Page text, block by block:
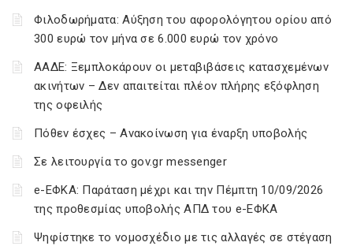
Φιλοδωρήματα: Αύξηση του αφορολόγητου ορίου από
300 ευρώ τον μήνα σε 6.000 ευρώ τον χρόνο
ΑΑΔΕ: Ξεμπλοκάρουν οι μεταβιβάσεις κατασχεμένων
ακινήτων – Δεν απαιτείται πλέον πλήρης εξόφληση
της οφειλής
Πόθεν έσχες – Ανακοίνωση για έναρξη υποβολής
Σε λειτουργία το gov.gr messenger
e-ΕΦΚΑ: Παράταση μέχρι και την Πέμπτη 10/09/2026
της προθεσμίας υποβολής ΑΠΔ του e-ΕΦΚΑ
Ψηφίστηκε το νομοσχέδιο με τις αλλαγές σε στέγαση